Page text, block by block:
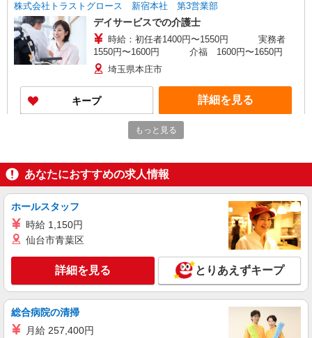
株式会社トラストグロース 新宿本社 第3営業部
デイサービスでの介護士
時給：初任者1400円〜1550円 実務者
1550円〜1600円 介福 1600円〜1650円
埼玉県本庄市
キープ 詳細を見る
本庄駅のサ高住STAFF▼フロアの巡回や安否
確認/清掃など
時給1600円〜2250円 ＜日払い有/週払い有/交
詳細を見る
派遣社員
株式会社トラストグロース 新宿本社 第3営業部
時給：初任者研修1300円/実務者研修1350円/介
もっと見る
あなたにおすすめの求人情報
ホールスタッフ
時給 1,150円
仙台市青葉区
詳細を見る とりあえずキープ
総合病院の清掃
月給 257,400円